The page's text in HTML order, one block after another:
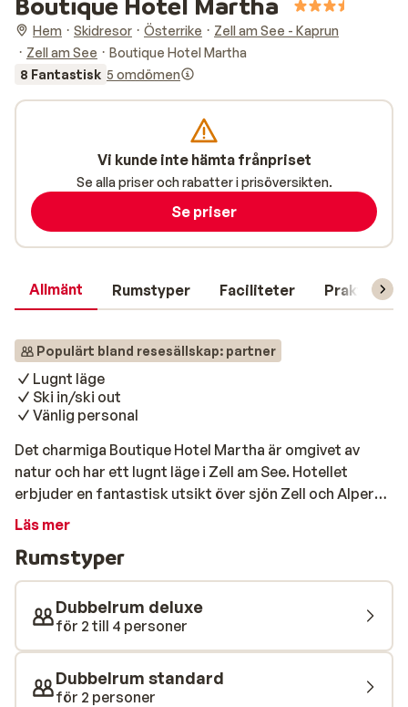
Hem Skidresor Österrike
Zell am See - Kaprun
Zell am See
Boutique Hotel Martha
8 Fantastisk 5 omdömen
Allmänt Rumstyper Faciliteter Praktisk
Populärt bland resesällskap: partner
Lugnt läge
Ski in/ski out
Vänlig personal
Det charmiga Boutique Hotel Martha är omgivet av
natur och har ett lugnt läge i Zell am See. Hotellet
erbjuder en fantastisk utsikt över sjön Zell och Alperna
och ligger precis vid skidbacken. Efter en hel dag i
hotellet! Sedan kan du avsluta dagen med att koppla av
i bastun eller ångbastun och ladda upp ny energi för
nästa dag. Rummen är stora och rena och fullt
utrustade. Dessutom gör den hjälpsamma personalen
allt för att se till att din semester blir en succé.
Boutique Hotel Martha är definitivt ett måste för en
lyckad vintersemester.
Läs mer
Rumstyper
Dubbelrum deluxe
för 2 till 4 personer
Dubbelrum standard
för 2 personer
Vi kunde inte hämta frånpriset
Se alla priser och rabatter i prisöversikten.
Se priser